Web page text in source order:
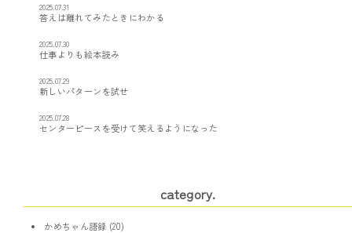
2025.07.31
答えは離れてみたときにわかる
2025.07.30
仕事よりも絵本読み
2025.07.29
新しいパターンを試せ
2025.07.28
センターピースを受けて笑えるようになった
category.
かめちゃん語録 (20)